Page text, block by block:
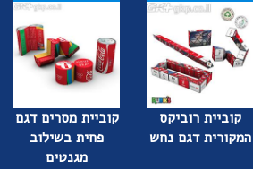
קוביית רוביקס
המקורית דגם נחש
קוביית מסרים דגם
פחית בשילוב
מגנטים